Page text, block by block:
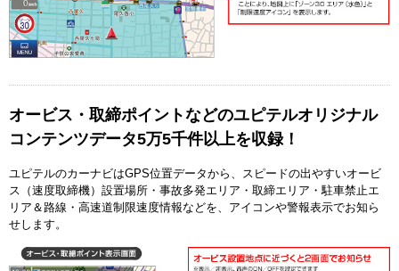
オービス・取締ポイントなどのユピテルオリジナル
コンテンツデータ5万5千件以上を収録！
ユピテルのカーナビはGPS位置データから、スピードの出やすいオービ
ス（速度取締機）設置場所・事故多発エリア・取締エリア・駐車禁止エ
リア＆路線・高速道制限速度情報などを、アイコンや警報表示でお知ら
せします。